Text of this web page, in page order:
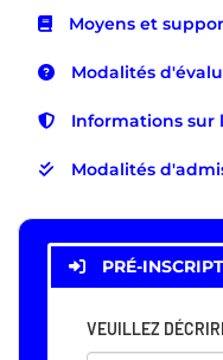
Moyens et
Modalités
Informations sur
Modalités
PRÉ-
VEUILLEZ